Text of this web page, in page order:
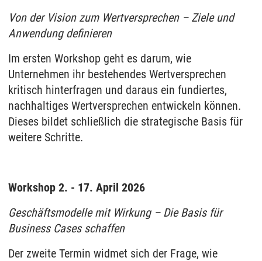
Von der Vision zum Wertversprechen – Ziele und
Anwendung definieren
Im ersten Workshop geht es darum, wie
Unternehmen ihr bestehendes Wertversprechen
kritisch hinterfragen und daraus ein fundiertes,
nachhaltiges Wertversprechen entwickeln können.
Dieses bildet schließlich die strategische Basis für
weitere Schritte.
Workshop 2. - 17. April 2026
Geschäftsmodelle mit Wirkung – Die Basis für
Business Cases schaffen
Der zweite Termin widmet sich der Frage, wie